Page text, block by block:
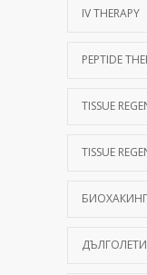
IV THERAPY
PEPTIDE
TISSUE
TISSUE
БИОХАКИНГ